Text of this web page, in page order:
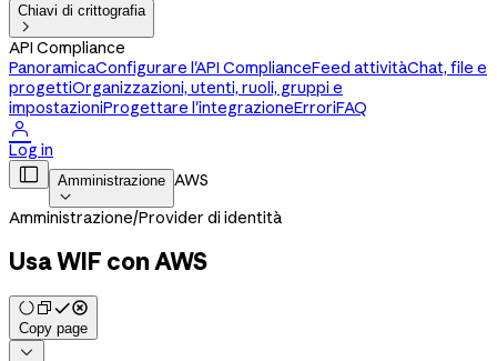
Chiavi di crittografia

API Compliance
PanoramicaConfigurare l'API ComplianceFeed attivitàChat, file e
progettiOrganizzazioni, utenti, ruoli, gruppi e
impostazioniProgettare l'integrazioneErroriFAQ

Log in
 Amministrazione

AWS
Amministrazione/Provider di identità
Usa WIF con AWS
Copy page
